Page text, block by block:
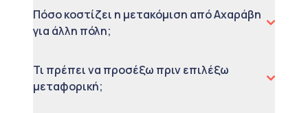
Πόσο κοστίζει η μετακόμιση από Αχαράβη
για άλλη πόλη;
Τι πρέπει να προσέξω πριν επιλέξω
μεταφορική;